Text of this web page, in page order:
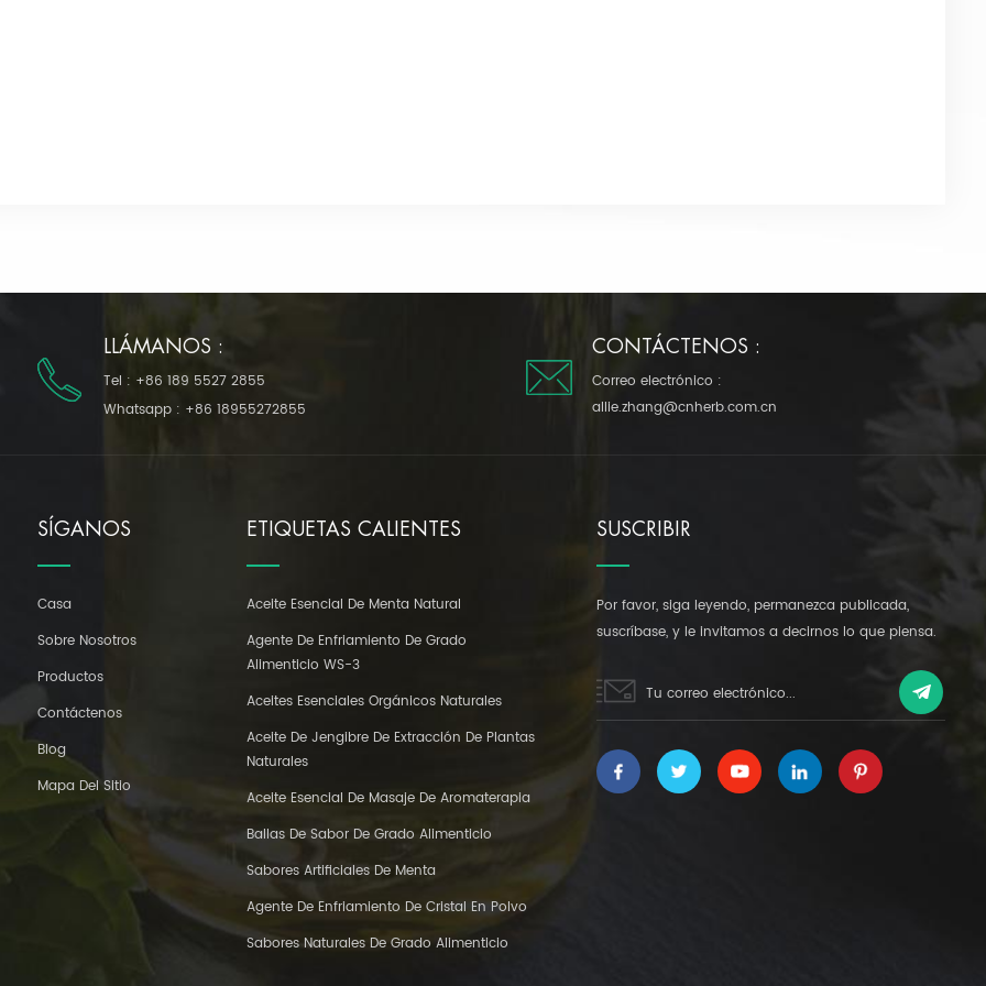
LLÁMANOS :
Tel : +86 189 5527 2855
Whatsapp : +86 18955272855
CONTÁCTENOS :
Correo electrónico :
allie.zhang@cnherb.com.cn
SÍGANOS
Casa
Sobre Nosotros
Productos
Contáctenos
Blog
Mapa Del Sitio
ETIQUETAS CALIENTES
Aceite Esencial De Menta Natural
Agente De Enfriamiento De Grado
Alimenticio WS-3
Aceites Esenciales Orgánicos Naturales
Aceite De Jengibre De Extracción De Plantas
Naturales
Aceite Esencial De Masaje De Aromaterapia
Ballas De Sabor De Grado Alimenticio
Sabores Artificiales De Menta
Agente De Enfriamiento De Cristal En Polvo
Sabores Naturales De Grado Alimenticio
SUSCRIBIR
Por favor, siga leyendo, permanezca publicada,
suscríbase, y le invitamos a decirnos lo que piensa.